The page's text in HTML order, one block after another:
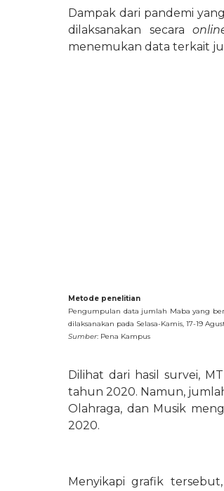
Dampak dari pandemi
dilaksanakan secara
menemukan data terkait
Metode penelitian
Pengumpulan data jumlah Maba yang
dilaksanakan pada Selasa-Kamis, 17-19
Sumber: Pena Kampus
Dilihat dari hasil survei,
tahun 2020. Namun,
Olahraga, dan Musik
2020.
Menyikapi grafik